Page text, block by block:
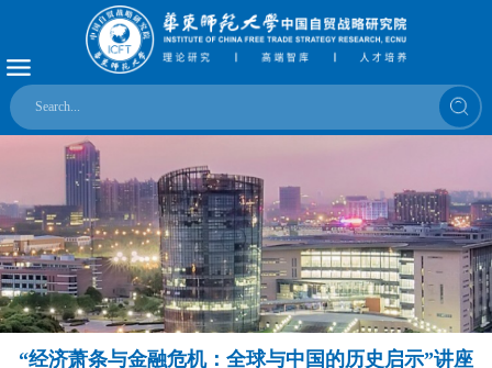
“经济萧条与金融危机：全球与中国的历史启示”讲座